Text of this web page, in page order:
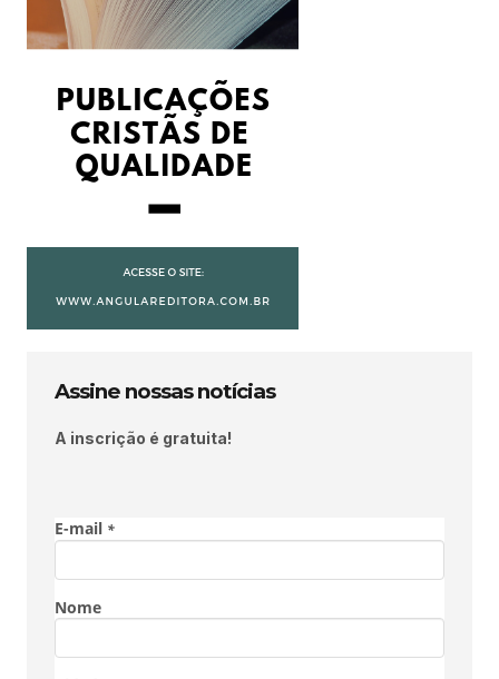
Assine nossas notícias
A inscrição é gratuita!